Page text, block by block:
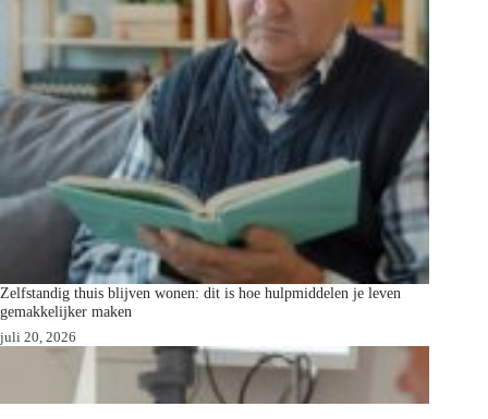
Zelfstandig thuis blijven wonen: dit is hoe hulpmiddelen je leven
gemakkelijker maken
juli 20, 2026